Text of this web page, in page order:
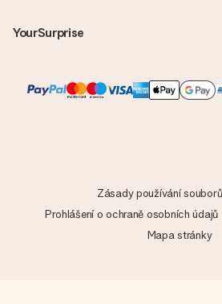
YourSurprise
Zásady používání
Prohlášení o ochraně osobních údajů
Mapa stránky